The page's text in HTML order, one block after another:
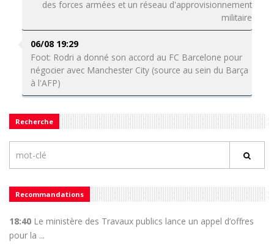
des forces armées et un réseau d'approvisionnement
militaire
06/08 19:29
Foot: Rodri a donné son accord au FC Barcelone pour
négocier avec Manchester City (source au sein du Barça
à l'AFP)
Recherche
Recommandations
18:40 Le ministère des Travaux publics lance un appel d’offres
pour la ...